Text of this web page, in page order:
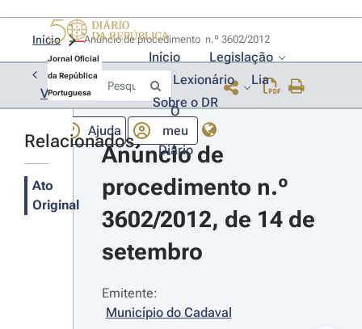
Jornal Oficial
da República
Portuguesa
Início
Legislação
Lexionário
Lia
Sobre o DR
Ajuda
O
meu
Diário
Início
Voltar
Relacionados
Ato
Original
Anúncio de
procedimento n.º
3602/2012, de 14 de
setembro
Emitente:
Município do Cadaval